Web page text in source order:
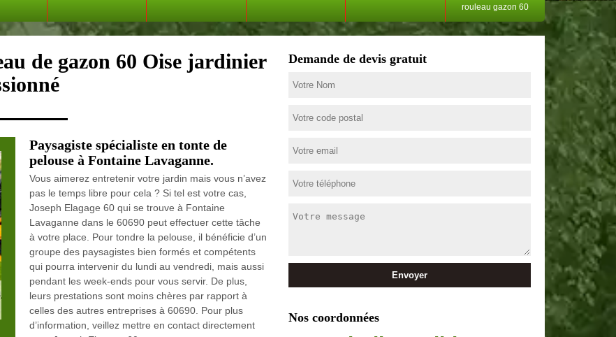
rouleau gazon 60
de gazon 60 Oise jardinier
Paysagiste spécialiste en tonte de
pelouse à Fontaine Lavaganne.
Vous aimerez entretenir votre jardin mais vous n’avez
pas le temps libre pour cela ? Si tel est votre cas,
Joseph Elagage 60 qui se trouve à Fontaine
Lavaganne dans le 60690 peut effectuer cette tâche
à votre place. Pour tondre la pelouse, il bénéficie d’un
groupe des paysagistes bien formés et compétents
qui pourra intervenir du lundi au vendredi, mais aussi
pendant les week-ends pour vous servir. De plus,
leurs prestations sont moins chères par rapport à
celles des autres entreprises à 60690. Pour plus
d’information, veillez mettre en contact directement
Demande de devis gratuit
Nos coordonnées